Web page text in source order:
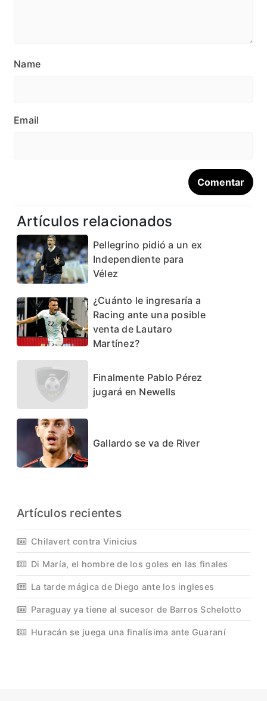
Name
Email
Artículos relacionados
Pellegrino pidió a un ex
Independiente para
Vélez
¿Cuánto le ingresaría a
Racing ante una posible
venta de Lautaro
Martínez?
Finalmente Pablo Pérez
jugará en Newells
Gallardo se va de River
Artículos recientes
Chilavert contra Vinicius
Di María, el hombre de los goles en las finales
La tarde mágica de Diego ante los ingleses
Paraguay ya tiene al sucesor de Barros Schelotto
Huracán se juega una finalísima ante Guaraní